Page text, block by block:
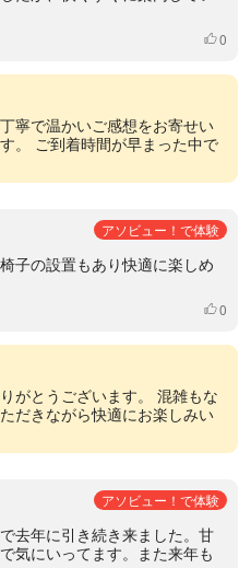
いいね
0
寧で温かいご感想をお寄せい
。 ご到着時間が早まった中で
アソビュー！で体験
子の設置もあり快適に楽しめ
いいね
0
がとうございます。 混雑もな
だきながら快適にお楽しみい
アソビュー！で体験
去年に引き続き来ました。甘
気にいってます。また来年も